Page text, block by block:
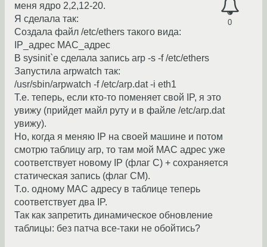
0
меня ядро 2,2,12-20.
Я сделала так:
Создала файл /etc/ethers такого вида:
IP_адрес МАС_адрес
В sysinit`e сделала запись arp -s -f /etc/ethers
Запустила arpwatch так:
/usr/sbin/arpwatch -f /etc/arp.dat -i eth1
Т.е. теперь, если кто-то поменяет свой IP, я это
увижу (прийдет майл руту и в файле /etc/arp.dat
увижу).
Но, когда я меняю IP на своей машине и потом
смотрю таблицу arp, то там мой MAC адрес уже
соответствует новому IP (флаг С) + сохраняется
статическая запись (флаг СМ).
Т.о. одному МАС адресу в таблице теперь
соответствует два IP.
Так как запретить динамическое обновление
таблицы: без патча все-таки не обойтись?